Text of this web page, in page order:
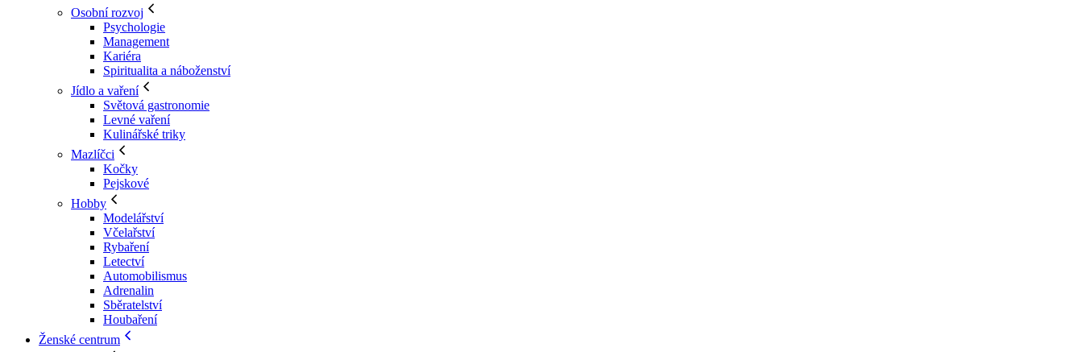
Osobní rozvoj
Psychologie
Management
Kariéra
Spiritualita a náboženství
Jídlo a vaření
Světová gastronomie
Levné vaření
Kulinářské triky
Mazlíčci
Kočky
Pejskové
Hobby
Modelářství
Včelařství
Rybaření
Letectví
Automobilismus
Adrenalin
Sběratelství
Houbaření
Ženské centrum